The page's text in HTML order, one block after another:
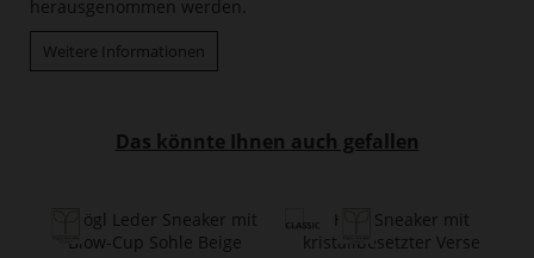
herausgenommen werden.
Weitere Informationen
Das könnte Ihnen auch gefallen